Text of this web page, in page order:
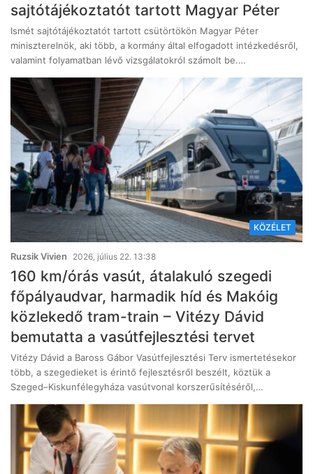
sajtótájékoztatót tartott Magyar Péter
Ismét sajtótájékoztatót tartott csütörtökön Magyar Péter
miniszterelnök, aki több, a kormány által elfogadott intézkedésről,
valamint folyamatban lévő vizsgálatokról számolt be.…
KÖZÉLET
Ruzsik Vivien 2026, július 22. 13:38
160 km/órás vasút, átalakuló szegedi
főpályaudvar, harmadik híd és Makóig
közlekedő tram-train – Vitézy Dávid
bemutatta a vasútfejlesztési tervet
Vitézy Dávid a Baross Gábor Vasútfejlesztési Terv ismertetésekor
több, a szegedieket is érintő fejlesztésről beszélt, köztük a
Szeged–Kiskunfélegyháza vasútvonal korszerűsítéséről,…